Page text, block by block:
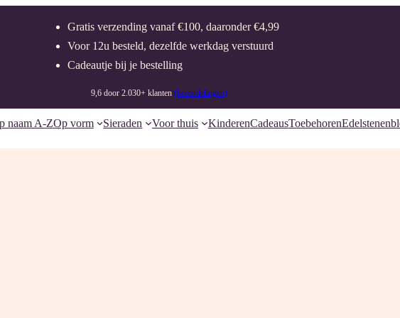
Gratis verzending vanaf €100, daaronder €4,99
Voor 12u besteld, dezelfde werkdag verstuurd
Cadeautje bij je bestelling
9,6 door 2.030+ klanten (beoordelingen)
naam A-ZOp vorm Sieraden Voor thuis KinderenCadeausToebehoren